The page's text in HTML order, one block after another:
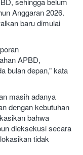
Anggaran 2026.
baru dimulai
APBD,
bulan depan,” kata
masih adanya
dengan kebutuhan
bahwa
dieksekusi secara
tidak